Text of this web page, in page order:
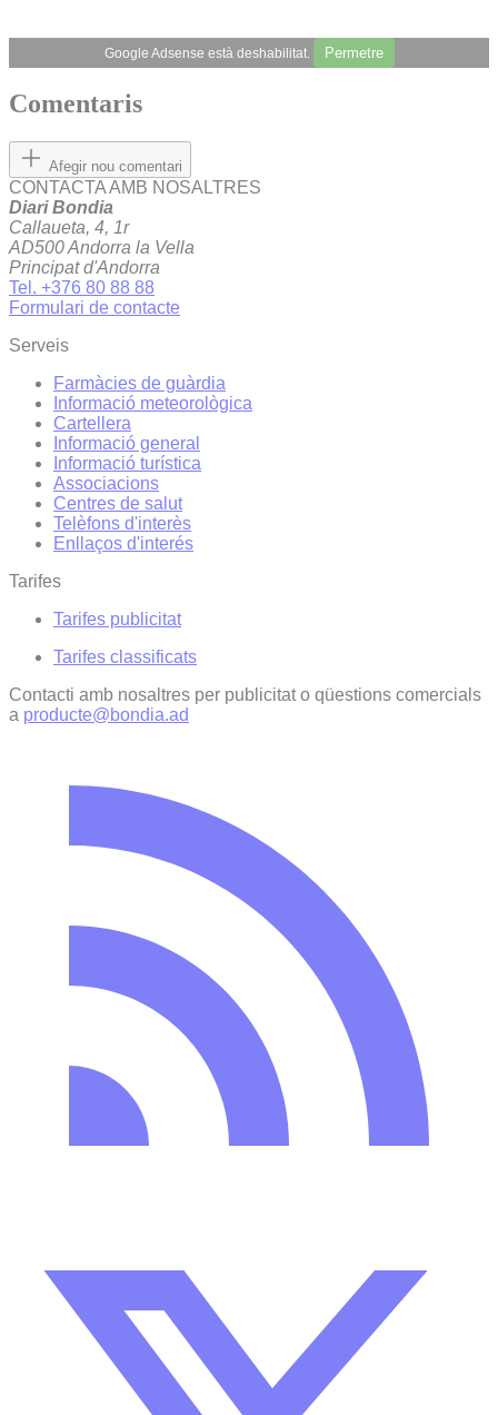
Google Adsense està deshabilitat. Permetre
Comentaris
Afegir nou comentari
CONTACTA AMB NOSALTRES
Diari Bondia
Callaueta, 4, 1r
AD500 Andorra la Vella
Principat d'Andorra
Tel. +376 80 88 88
Formulari de contacte
Serveis
Farmàcies de guàrdia
Informació meteorològica
Cartellera
Informació general
Informació turística
Associacions
Centres de salut
Telèfons d'interès
Enllaços d'interés
Tarifes
Tarifes publicitat
Tarifes classificats
Contacti amb nosaltres per publicitat o qüestions comercials
a producte@bondia.ad